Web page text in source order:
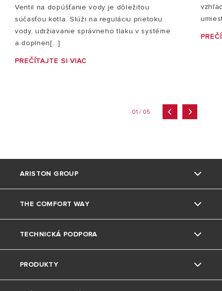
Ventil na dopúšťanie vody je dôležitou
súčasťou kotla. Slúži na reguláciu prietoku
vody, udržiavanie správneho tlaku v systéme
a doplnen[...]
PREČÍTAJTE SI VIAC
01 / 05
ARISTON GROUP
Kto sme
Skupina
Pobočky Ariston SK
THE COMFORT WAY
Triky a tipy
Bývanie
TECHNICKÁ PODPORA
Kontaktujte nás
PRODUKTY